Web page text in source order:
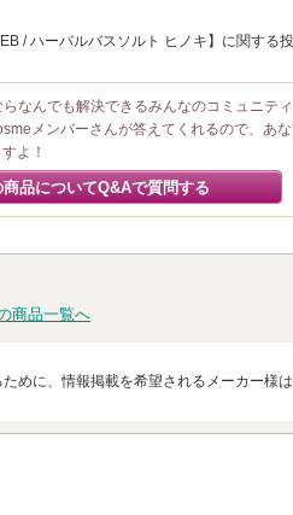
/ ハーバルバスソルト ヒノキ】に関する
なんでも解決できるみんなのコミュニティ
メンバーさんが答えてくれるので、あ
よ！
商品についてQ&Aで質問する
商品一覧へ
めに、情報掲載を希望されるメーカー様